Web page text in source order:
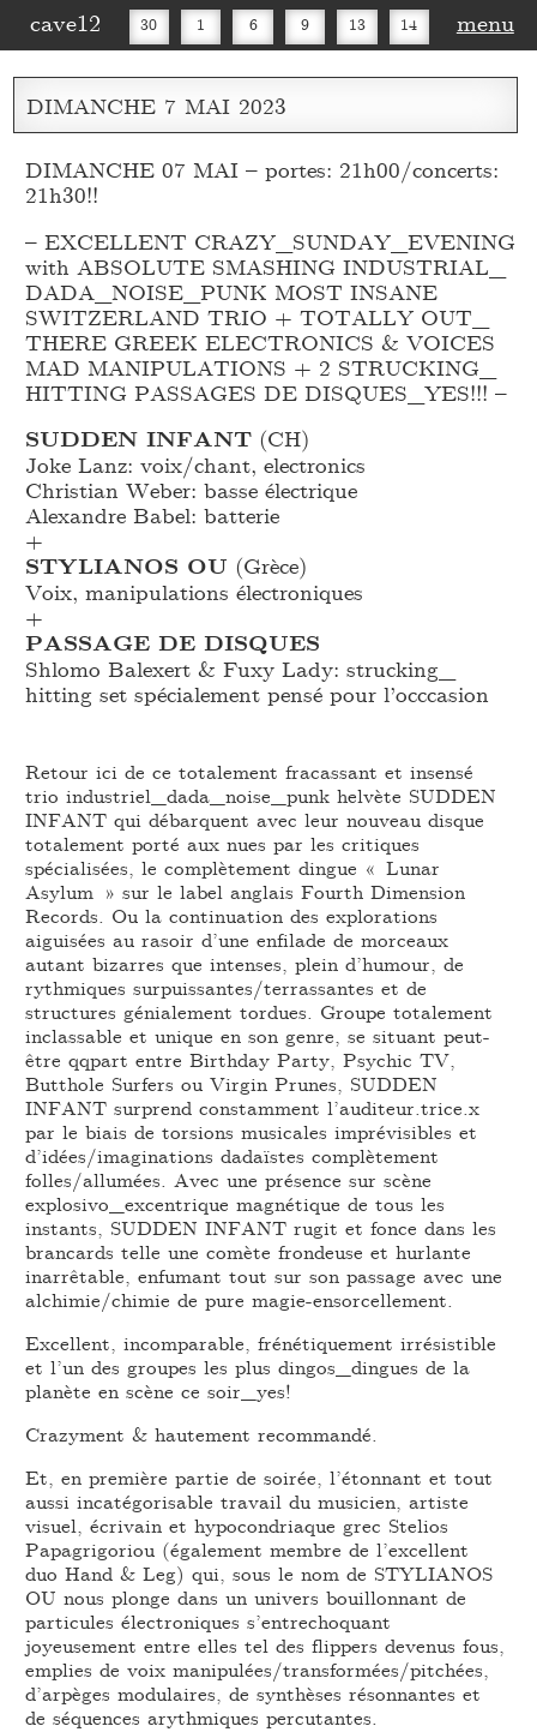
cave12 30 1 6 9 13 14
16 20 27 30
menu
DIMANCHE 7 MAI 2023
DIMANCHE 07 MAI – portes: 21h00/concerts:
21h30!!
– EXCELLENT CRAZY_ SUNDAY_EVENING
with ABSOLUTE SMASHING INDUSTRIAL_
DADA_NOISE_PUNK MOST INSANE
SWITZERLAND TRIO + TOTALLY OUT_
THERE GREEK ELECTRONICS & VOICES
MAD MANIPULATIONS + 2 STRUCKING_
HITTING PASSAGES DE DISQUES_YES!!! –
SUDDEN INFANT (CH)
Joke Lanz: voix/chant, electronics
Christian Weber: basse électrique
Alexandre Babel: batterie
+
STYLIANOS OU (Grèce)
Voix, manipulations électroniques
+
PASSAGE DE DISQUES
Shlomo Balexert & Fuxy Lady: strucking_
hitting set spécialement pensé pour l’occcasion
Retour ici de ce totalement fracassant et insensé
trio industriel_dada_noise_punk helvète SUDDEN
INFANT qui débarquent avec leur nouveau disque
totalement porté aux nues par les critiques
spécialisées, le complètement dingue « Lunar
Asylum » sur le label anglais Fourth Dimension
Records. Ou la continuation des explorations
aiguisées au rasoir d’une enfilade de morceaux
autant bizarres que intenses, plein d’humour, de
rythmiques surpuissantes/terrassantes et de
structures génialement tordues. Groupe totalement
inclassable et unique en son genre, se situant peut-
être qqpart entre Birthday Party, Psychic TV,
Butthole Surfers ou Virgin Prunes, SUDDEN
INFANT surprend constamment l’auditeur.trice.x
par le biais de torsions musicales imprévisibles et
d’idées/imaginations dadaïstes complètement
folles/allumées. Avec une présence sur scène
explosivo_excentrique magnétique de tous les
instants, SUDDEN INFANT rugit et fonce dans les
brancards telle une comète frondeuse et hurlante
inarrêtable, enfumant tout sur son passage avec une
alchimie/chimie de pure magie-ensorcellement.
Excellent, incomparable, frénétiquement irrésistible
et l’un des groupes les plus dingos_dingues de la
planète en scène ce soir_yes!
Crazyment & hautement recommandé.
Et, en première partie de soirée, l’étonnant et tout
aussi incatégorisable travail du musicien, artiste
visuel, écrivain et hypocondriaque grec Stelios
Papagrigoriou (également membre de l’excellent
duo Hand & Leg) qui, sous le nom de STYLIANOS
OU nous plonge dans un univers bouillonnant de
particules électroniques s’entrechoquant
joyeusement entre elles tel des flippers devenus fous,
emplies de voix manipulées/transformées/pitchées,
d’arpèges modulaires, de synthèses résonnantes et
de séquences arythmiques percutantes.